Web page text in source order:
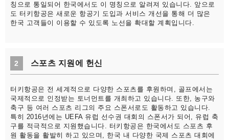
칭으로 통일되어 한국에서도 이 명칭으로 알려져 있습니다. 앞으로
도 터키항공은 새로운 항공기 도입과 서비스 개선을 통해 더 많은
한국 고객들이 이용할 수 있도록 노선을 확대할 계획입니다.
2 스포츠 지원에 헌신
터키항공은 전 세계적으로 다양한 스포츠를 후원하며, 골프에서는
국제적으로 인정받는 토너먼트를 개최하고 있습니다. 또한, 농구와
축구 등 여러 스포츠 리그의 주요 스폰서로도 활동하고 있습니다.
특히 2016년에는 UEFA 유럽 선수권 대회의 스폰서가 되어, 유럽 축
구를 적극적으로 지원했습니다. 터키항공은 한국에서도 스포츠 후
원 활동을 활발히 하고 있으며, 한국 내 다양한 국제 스포츠 대회에